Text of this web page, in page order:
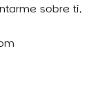
sobre ti,